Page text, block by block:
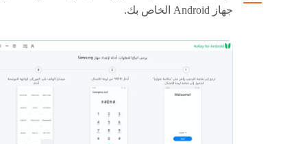
جهاز Android الخاص بك.